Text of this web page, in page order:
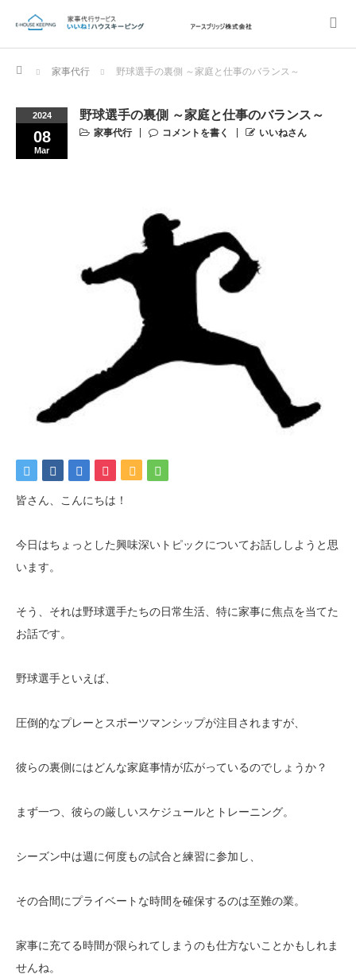
Home 家事代行 野球選手の裏側 ～家庭と仕事のバランス～
2024
08
Mar
野球選手の裏側 ～家庭と仕事のバランス～
家事代行 コメントを書く いいねさん
皆さん、こんにちは！
今日はちょっとした興味深いトピックについてお話ししようと思
います。
そう、それは野球選手たちの日常生活、特に家事に焦点を当てた
お話です。
野球選手といえば、
圧倒的なプレーとスポーツマンシップが注目されますが、
彼らの裏側にはどんな家庭事情が広がっているのでしょうか？
まず一つ、彼らの厳しいスケジュールとトレーニング。
シーズン中は週に何度もの試合と練習に参加し、
その合間にプライベートな時間を確保するのは至難の業。
家事に充てる時間が限られてしまうのも仕方ないことかもしれま
せんね。